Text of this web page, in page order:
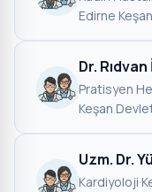
Edirne
Dr.
Pratisyen
Keşan
Uzm. Dr.
Kardiyoloji·